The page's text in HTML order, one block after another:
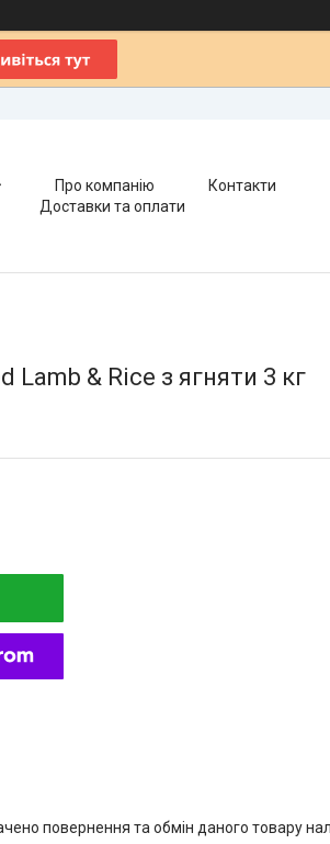
Про компанію
Контакти
Доставки та оплати
Lamb & Rice з ягняти 3 кг
повернення та обмін даного товару